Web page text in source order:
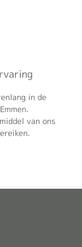
in de
van ons